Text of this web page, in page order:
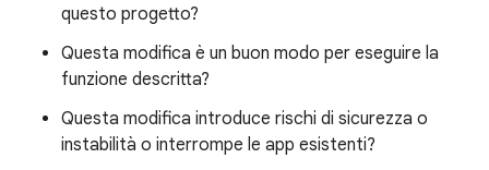
questo progetto?
Questa modifica è un buon modo per eseguire la
funzione descritta?
Questa modifica introduce rischi di sicurezza o
instabilità o interrompe le app esistenti?